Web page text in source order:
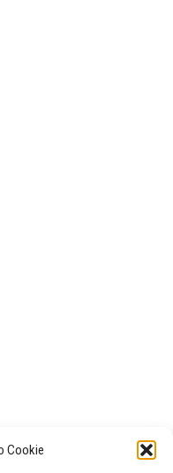
Cookie
(orario apertura Galleria)